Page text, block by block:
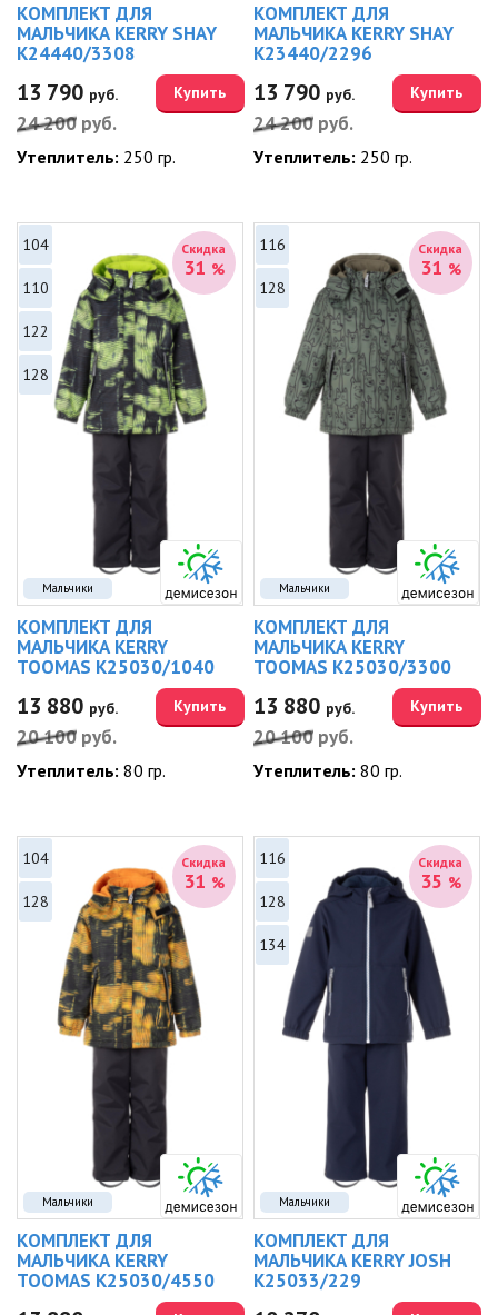
КОМПЛЕКТ ДЛЯ
МАЛЬЧИКА KERRY SHAY
K24440/3308
13 790 руб.
24 200 руб.
Купить
Утеплитель: 250 гр.
КОМПЛЕКТ ДЛЯ
МАЛЬЧИКА KERRY SHAY
K23440/2296
13 790 руб.
24 200 руб.
Купить
Утеплитель: 250 гр.
Мальчики
Скидка
31 %
104
110
122
128
КОМПЛЕКТ ДЛЯ
МАЛЬЧИКА KERRY
TOOMAS K25030/1040
13 880 руб.
20 100 руб.
Купить
Утеплитель:80 гр.
Мальчики
Скидка
31 %
116
128
КОМПЛЕКТ ДЛЯ
МАЛЬЧИКА KERRY
TOOMAS K25030/3300
13 880 руб.
20 100 руб.
Купить
Утеплитель:80 гр.
Мальчики
Скидка
31 %
104
128
КОМПЛЕКТ ДЛЯ
МАЛЬЧИКА KERRY
TOOMAS K25030/4550
Мальчики
Скидка
35 %
116
128
134
КОМПЛЕКТ ДЛЯ
МАЛЬЧИКА KERRY JOSH
K25033/229